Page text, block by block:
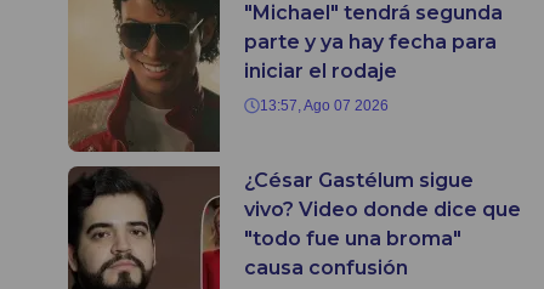
"Michael" tendrá segunda
parte y ya hay fecha para
iniciar el rodaje
13:57, Ago 07 2026
¿César Gastélum sigue
vivo? Video donde dice que
"todo fue una broma"
causa confusión